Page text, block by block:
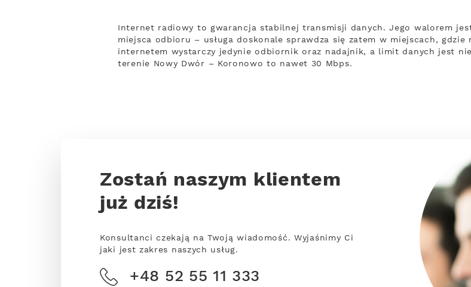
Internet radiowy to gwarancja stabilnej transmisji danych. Jego walorem
miejsca odbioru – usługa doskonale sprawdza się zatem w miejscach, gdzie
internetem wystarczy jedynie odbiornik oraz nadajnik, a limit danych jest
terenie Nowy Dwór – Koronowo to nawet 30 Mbps.
Zostań naszym klientem
już dziś!
Konsultanci czekają na Twoją wiadomość. Wyjaśnimy Ci
jaki jest zakres naszych usług.
+48 52 55 11 333